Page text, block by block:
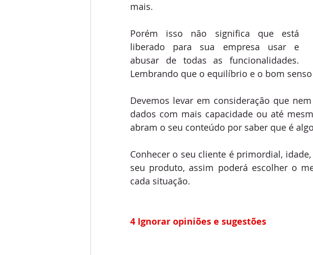
mais.
Porém isso não significa que está
liberado para sua empresa usar e
abusar de todas as funcionalidades.
Lembrando que o equilíbrio e o bom
Devemos levar em consideração que
dados com mais capacidade ou até
abram o seu conteúdo por saber que é
Conhecer o seu cliente é primordial,
seu produto, assim poderá escolher o
cada situação.
4 Ignorar opiniões e sugestões